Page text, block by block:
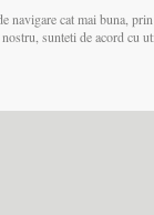
navigare cat mai buna,
nostru, sunteti de acord cu